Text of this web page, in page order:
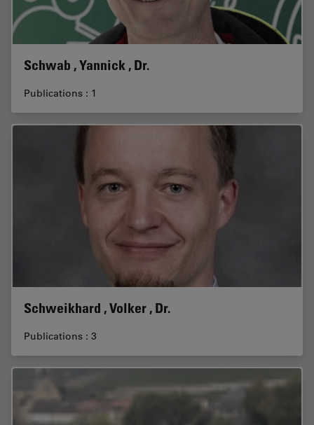
Schwab , Yannick , Dr.
Publications : 1
Schweikhard , Volker , Dr.
Publications : 3